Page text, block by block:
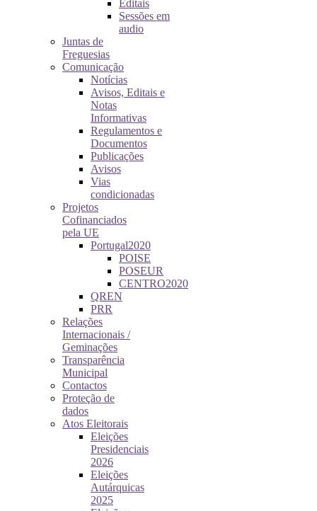
Editais
Sessões em
audio
Juntas de
Freguesias
Comunicação
Notícias
Avisos, Editais e
Notas
Informativas
Regulamentos e
Documentos
Publicações
Avisos
Vias
condicionadas
Projetos
Cofinanciados
pela UE
Portugal2020
POISE
POSEUR
CENTRO2020
QREN
PRR
Relações
Internacionais /
Geminações
Transparência
Municipal
Contactos
Proteção de
dados
Atos Eleitorais
Eleições
Presidenciais
2026
Eleições
Autárquicas
2025